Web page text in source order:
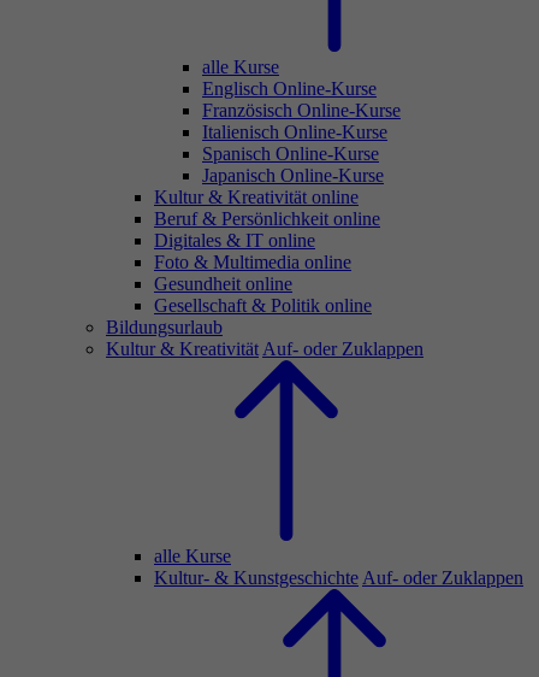
alle Kurse
Englisch Online-Kurse
Französisch Online-Kurse
Italienisch Online-Kurse
Spanisch Online-Kurse
Japanisch Online-Kurse
Kultur & Kreativität online
Beruf & Persönlichkeit online
Digitales & IT online
Foto & Multimedia online
Gesundheit online
Gesellschaft & Politik online
Bildungsurlaub
Kultur & Kreativität Auf- oder Zuklappen
alle Kurse
Kultur- & Kunstgeschichte Auf- oder Zuklappen